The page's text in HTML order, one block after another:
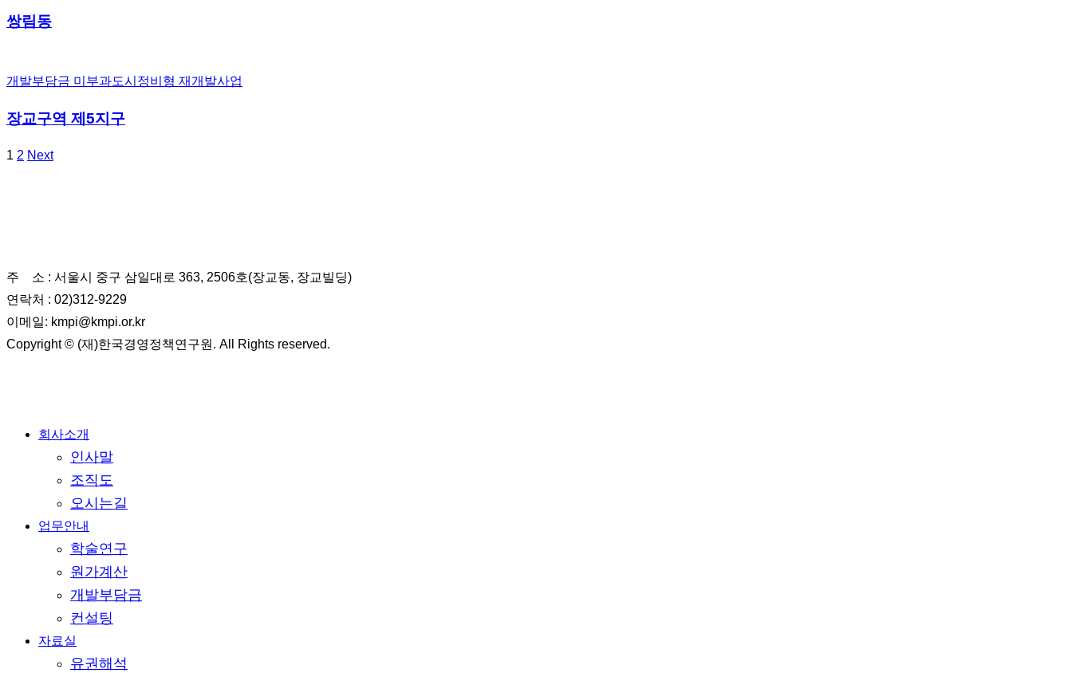
쌍림동
개발부담금 미부과도시정비형 재개발사업
장교구역 제5지구
1 2 Next
주 소 : 서울시 중구 삼일대로 363, 2506호(장교동, 장교빌딩)
연락처 : 02)312-9229
이메일: kmpi@kmpi.or.kr
Copyright © (재)한국경영정책연구원. All Rights reserved.
Close 회사소개
인사말
조직도
오시는길
업무안내
학술연구
원가계산
개발부담금
컨설팅
자료실
유권해석